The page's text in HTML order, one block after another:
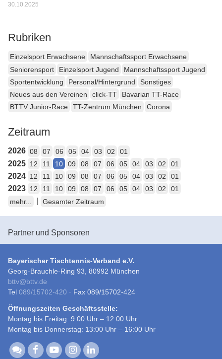
30.10.2025
Rubriken
Einzelsport Erwachsene
Mannschaftssport Erwachsene
Seniorensport
Einzelsport Jugend
Mannschaftssport Jugend
Sportentwicklung
Personal/Hintergrund
Sonstiges
Neues aus den Vereinen
click-TT
Bavarian TT-Race
BTTV Junior-Race
TT-Zentrum München Corona
Zeitraum
2026 08 07 06 05 04 03 02 01
2025 12 11 10 09 08 07 06 05 04 03 02 01
2024 12 11 10 09 08 07 06 05 04 03 02 01
2023 12 11 10 09 08 07 06 05 04 03 02
01
mehr...
Gesamter Zeitraum
Partner und Sponsoren
Bayerischer Tischtennis-Verband e.V.
Georg-Brauchle-Ring 93, 80992 München
bttv@bttv.de
Tel 089/15702-420 · Fax 089/15702-424
Öffnungszeiten Geschäftsstelle:
Montag bis Freitag: 9:00 Uhr – 12:00 Uhr
Montag bis Donnerstag: 13:00 Uhr – 16:00 Uhr